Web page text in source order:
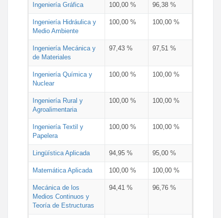
Ingeniería Gráfica 100,00 % 96,38 %
Ingeniería Hidráulica y
Medio Ambiente
100,00 % 100,00 %
Ingeniería Mecánica y
de Materiales
97,43 % 97,51 %
Ingeniería Química y
Nuclear
100,00 % 100,00 %
Ingeniería Rural y
Agroalimentaria
100,00 % 100,00 %
Ingeniería Textil y
Papelera
100,00 % 100,00 %
Lingüística Aplicada 94,95 % 95,00 %
Matemática Aplicada 100,00 % 100,00 %
Mecánica de los
Medios Continuos y
Teoría de Estructuras
94,41 % 96,76 %